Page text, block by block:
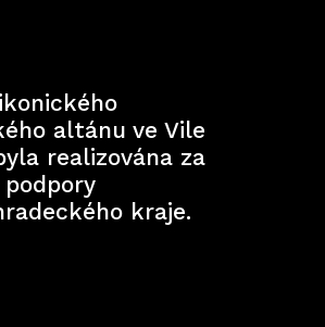
altánu ve Vile
realizována za
kraje.